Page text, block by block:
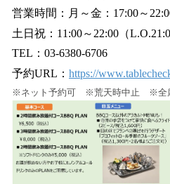
営業時間：月～金：17:00～
土日祝：11:00～22:00（
TEL：03-6380-6706
予約URL： https://
※ネット予約可 ※荒天時中止 ※全